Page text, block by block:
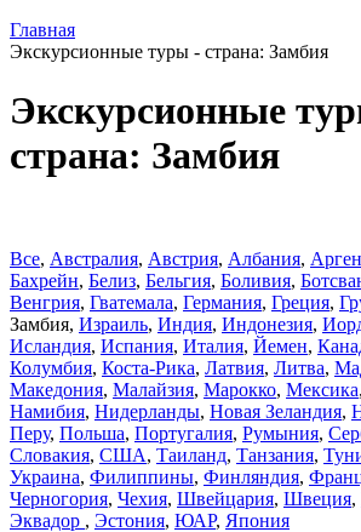
Главная
Экскурсионные туры - страна: Замбия
Экскурсионные
страна: Замбия
Все, Австралия, Австрия, Албания,
Бахрейн, Белиз, Бельгия, Боливия,
Венгрия, Гватемала, Германия, Греция,
Замбия, Израиль, Индия, Индонезия,
Исландия, Испания, Италия, Йемен,
Колумбия, Коста-Рика, Латвия, Литва,
Македония, Малайзия, Марокко, Мексика,
Намибия, Нидерланды, Новая Зеландия,
Перу, Польша, Португалия, Румыния,
Словакия, США, Таиланд, Танзания,
Украина, Филиппины, Финляндия,
Черногория, Чехия, Швейцария, Швеция,
Эквадор , Эстония, ЮАР, Япония